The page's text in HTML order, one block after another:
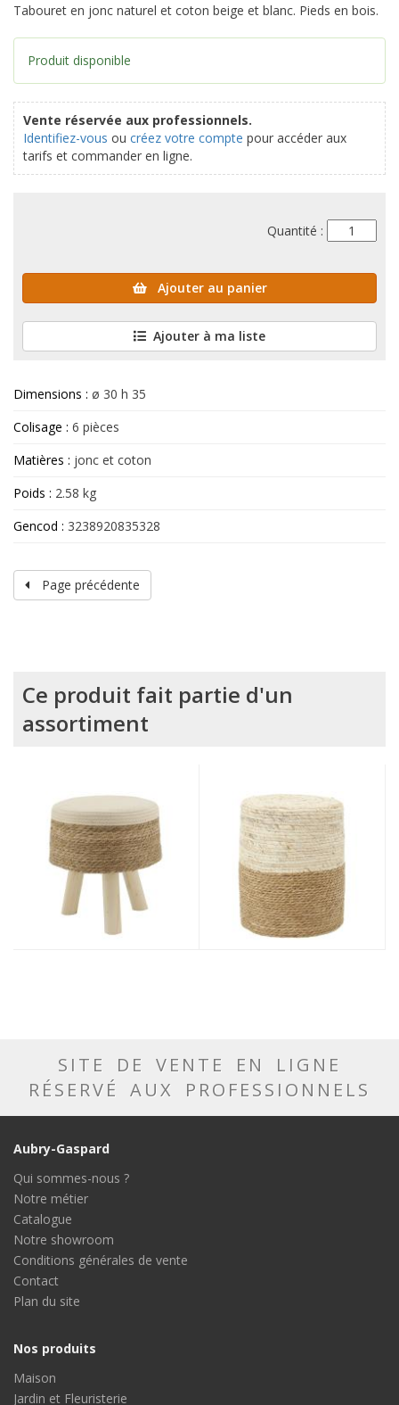
Tabouret en jonc naturel et coton beige et blanc. Pieds en bois.
Produit disponible
Vente réservée aux professionnels.
Identifiez-vous ou créez votre compte pour accéder aux
tarifs et commander en ligne.
Quantité :
Ajouter au panier
Ajouter à ma liste
Dimensions : ø 30 h 35
Colisage : 6 pièces
Matières : jonc et coton
Poids : 2.58 kg
Gencod : 3238920835328
Page précédente
Ce produit fait partie d'un
assortiment
SITE DE VENTE EN LIGNE
RÉSERVÉ AUX PROFESSIONNELS
Aubry-Gaspard
Qui sommes-nous ?
Notre métier
Catalogue
Notre showroom
Conditions générales de vente
Contact
Plan du site
Nos produits
Maison
Jardin et Fleuristerie